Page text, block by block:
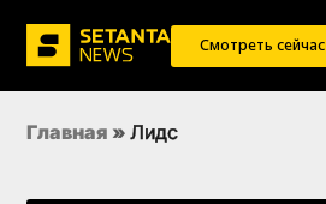
Смотреть сейчас
Главная » Лидс